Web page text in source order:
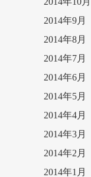
2014年9月
2014年8月
2014年7月
2014年6月
2014年5月
2014年4月
2014年3月
2014年2月
2014年1月